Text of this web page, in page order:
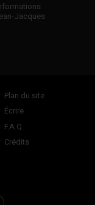
Plan du site
Écrire
F.A.Q
Crédits
Jacques